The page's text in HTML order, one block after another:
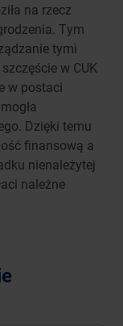
na rzecz
Tym
tymi
w CUK
w postaci
Dzięki temu
finansową a
nienależytej
należne